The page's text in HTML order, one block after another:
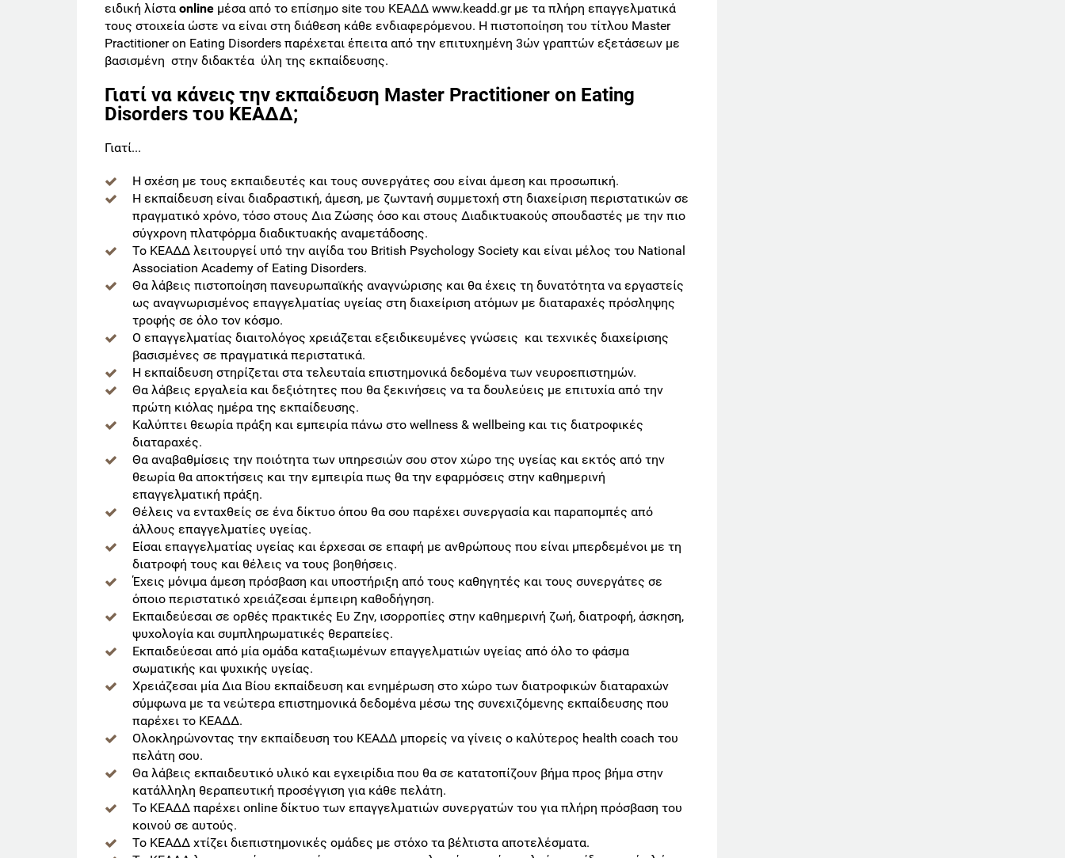
ειδική λίστα online μέσα από το επίσημο site του ΚΕΑΔΔ www.keadd.gr με τα πλήρη επαγγελματικά
τους στοιχεία ώστε να είναι στη διάθεση κάθε ενδιαφερόμενου. Η πιστοποίηση του τίτλου Master
Practitioner on Eating Disorders παρέχεται έπειτα από την επιτυχημένη 3ών γραπτών εξετάσεων με
βασισμένη στην διδακτέα ύλη της εκπαίδευσης.
Γιατί να κάνεις την εκπαίδευση Master Practitioner on Eating
Disorders του ΚΕΑΔΔ;
Γιατί...
Η σχέση με τους εκπαιδευτές και τους συνεργάτες σου είναι άμεση και προσωπική.
Η εκπαίδευση είναι διαδραστική, άμεση, με ζωντανή συμμετοχή στη διαχείριση περιστατικών σε
πραγματικό χρόνο, τόσο στους Δια Ζώσης όσο και στους Διαδικτυακούς σπουδαστές με την πιο
σύγχρονη πλατφόρμα διαδικτυακής αναμετάδοσης.
Το ΚΕΑΔΔ λειτουργεί υπό την αιγίδα του British Psychology Society και είναι μέλος του National
Association Academy of Eating Disorders.
Θα λάβεις πιστοποίηση πανευρωπαϊκής αναγνώρισης και θα έχεις τη δυνατότητα να εργαστείς
ως αναγνωρισμένος επαγγελματίας υγείας στη διαχείριση ατόμων με διαταραχές πρόσληψης
τροφής σε όλο τον κόσμο.
Ο επαγγελματίας διαιτολόγος χρειάζεται εξειδικευμένες γνώσεις και τεχνικές διαχείρισης
βασισμένες σε πραγματικά περιστατικά.
Η εκπαίδευση στηρίζεται στα τελευταία επιστημονικά δεδομένα των νευροεπιστημών.
Θα λάβεις εργαλεία και δεξιότητες που θα ξεκινήσεις να τα δουλεύεις με επιτυχία από την
πρώτη κιόλας ημέρα της εκπαίδευσης.
Καλύπτει θεωρία πράξη και εμπειρία πάνω στο wellness & wellbeing και τις διατροφικές
διαταραχές.
Θα αναβαθμίσεις την ποιότητα των υπηρεσιών σου στον χώρο της υγείας και εκτός από την
θεωρία θα αποκτήσεις και την εμπειρία πως θα την εφαρμόσεις στην καθημερινή
επαγγελματική πράξη.
Θέλεις να ενταχθείς σε ένα δίκτυο όπου θα σου παρέχει συνεργασία και παραπομπές από
άλλους επαγγελματίες υγείας.
Είσαι επαγγελματίας υγείας και έρχεσαι σε επαφή με ανθρώπους που είναι μπερδεμένοι με τη
διατροφή τους και θέλεις να τους βοηθήσεις.
Έχεις μόνιμα άμεση πρόσβαση και υποστήριξη από τους καθηγητές και τους συνεργάτες σε
όποιο περιστατικό χρειάζεσαι έμπειρη καθοδήγηση.
Εκπαιδεύεσαι σε ορθές πρακτικές Ευ Ζην, ισορροπίες στην καθημερινή ζωή, διατροφή, άσκηση,
ψυχολογία και συμπληρωματικές θεραπείες.
Εκπαιδεύεσαι από μία ομάδα καταξιωμένων επαγγελματιών υγείας από όλο το φάσμα
σωματικής και ψυχικής υγείας.
Χρειάζεσαι μία Δια Βίου εκπαίδευση και ενημέρωση στο χώρο των διατροφικών διαταραχών
σύμφωνα με τα νεώτερα επιστημονικά δεδομένα μέσω της συνεχιζόμενης εκπαίδευσης που
παρέχει το ΚΕΑΔΔ.
Ολοκληρώνοντας την εκπαίδευση του ΚΕΑΔΔ μπορείς να γίνεις ο καλύτερος health coach του
πελάτη σου.
Θα λάβεις εκπαιδευτικό υλικό και εγχειρίδια που θα σε κατατοπίζουν βήμα προς βήμα στην
κατάλληλη θεραπευτική προσέγγιση για κάθε πελάτη.
Το ΚΕΑΔΔ παρέχει online δίκτυο των επαγγελματιών συνεργατών του για πλήρη πρόσβαση του
κοινού σε αυτούς.
Το ΚΕΑΔΔ χτίζει διεπιστημονικές ομάδες με στόχο τα βέλτιστα αποτελέσματα.